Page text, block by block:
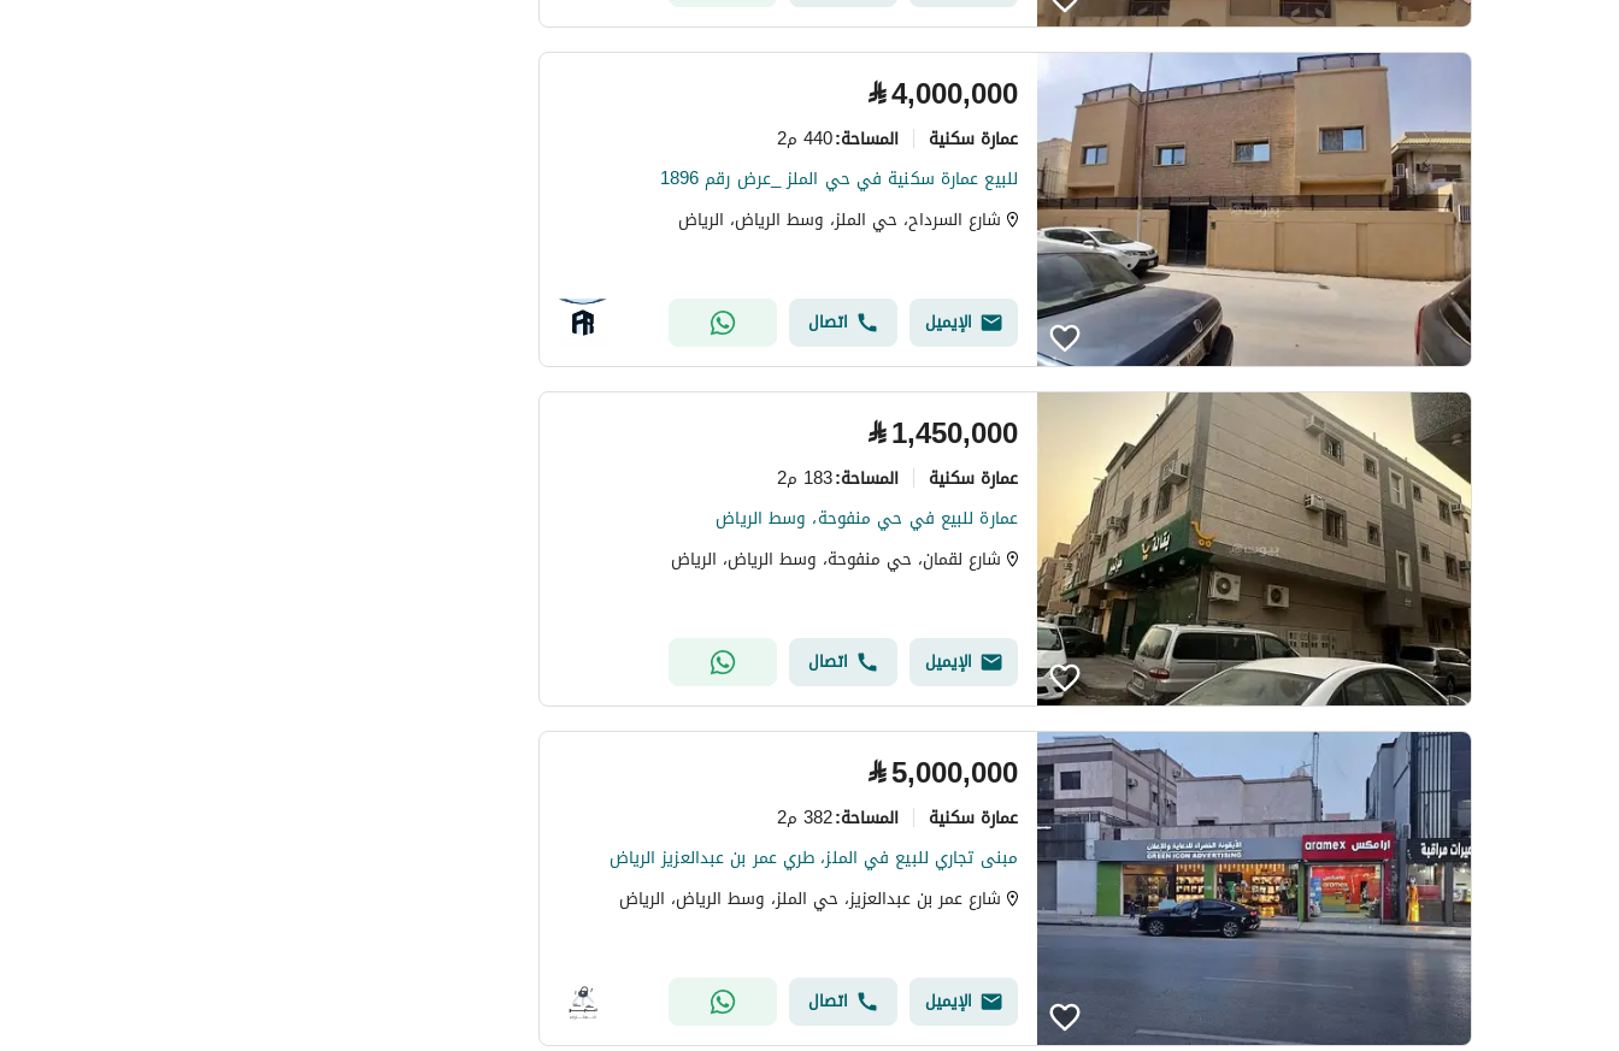
⃁4,000,000
عمارة سكنية المساحة:440 م2
للبيع عمارة سكنية في حي الملز _عرض رقم 1896
شارع السرداح، حي الملز، وسط الرياض، الرياض
الإيميل اتصال
⃁1,450,000
عمارة سكنية المساحة:183 م2
عمارة للبيع في حي منفوحة، وسط الرياض
شارع لقمان، حي منفوحة، وسط الرياض، الرياض
الإيميل اتصال
⃁5,000,000
عمارة سكنية المساحة:382 م2
مبنى تجاري للبيع في الملز، طري عمر بن عبدالعزيز الرياض
شارع عمر بن عبدالعزيز، حي الملز، وسط الرياض، الرياض
الإيميل اتصال